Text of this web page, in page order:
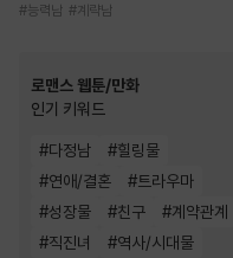
#능력남 # 계략남
로맨스 웹툰/만화
인기 키워드
#다정남 #힐링물
#연애/결혼 #트라우마
#성장물 #친구 #계약관계
#직진녀 #역사/시대물